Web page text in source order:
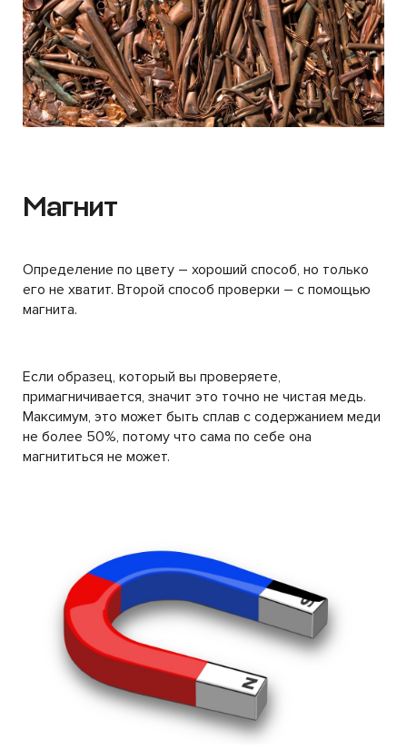
Магнит
Определение по цвету – хороший способ, но только
его не хватит. Второй способ проверки – с помощью
магнита.
Если образец, который вы проверяете,
примагничивается, значит это точно не чистая медь.
Максимум, это может быть сплав с содержанием меди
не более 50%, потому что сама по себе она
магнититься не может.